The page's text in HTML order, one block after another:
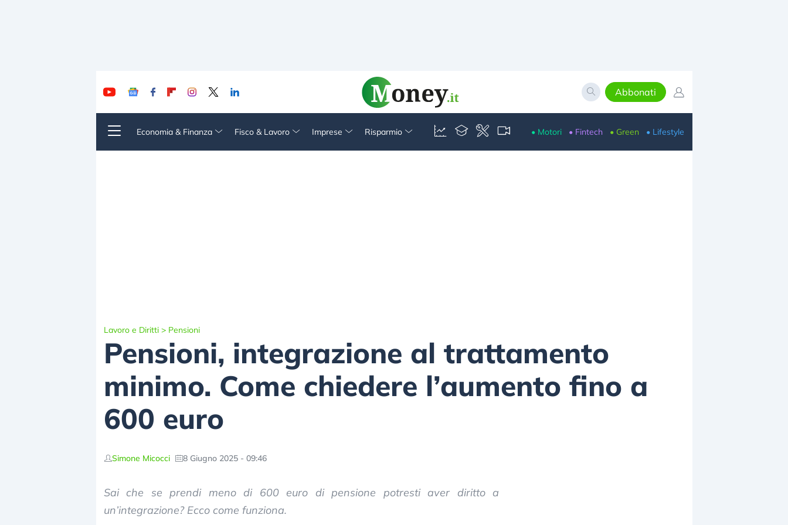
Abbonati
Economia & Finanza Fisco & Lavoro Imprese Risparmio • Motori • Fintech • Green • Lifestyle
Lavoro e Diritti > Pensioni
Pensioni, integrazione al trattamento
minimo. Come chiedere l’aumento fino a
600 euro
Simone Micocci 8 Giugno 2025 - 09:46
Sai che se prendi meno di 600 euro di pensione potresti aver diritto a
un’integrazione? Ecco come funziona.